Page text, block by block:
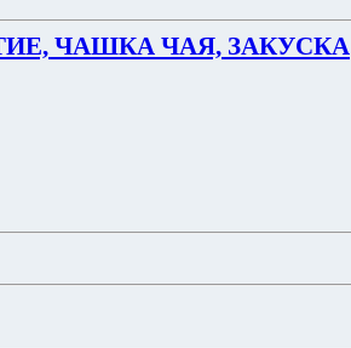
ЧАШКА ЧАЯ, ЗАКУСКА